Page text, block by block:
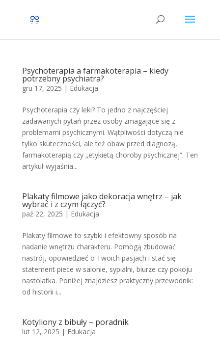
Psychoterapia a farmakoterapia – kiedy
potrzebny psychiatra?
gru 17, 2025 | Edukacja
Psychoterapia czy leki? To jedno z najczęściej
zadawanych pytań przez osoby zmagające się z
problemami psychicznymi. Wątpliwości dotyczą nie
tylko skuteczności, ale też obaw przed diagnozą,
farmakoterapią czy „etykietą choroby psychicznej”. Ten
artykuł wyjaśnia...
Plakaty filmowe jako dekoracja wnętrz – jak
wybrać i z czym łączyć?
paź 22, 2025 | Edukacja
Plakaty filmowe to szybki i efektowny sposób na
nadanie wnętrzu charakteru. Pomogą zbudować
nastrój, opowiedzieć o Twoich pasjach i stać się
statement piece w salonie, sypialni, biurze czy pokoju
nastolatka. Poniżej znajdziesz praktyczny przewodnik:
od historii i...
Kotyliony z bibuły – poradnik
lut 12, 2025 | Edukacja